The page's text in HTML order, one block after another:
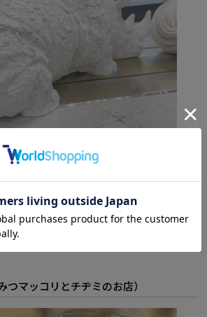
もあり、アートも楽しめます。
近くのお店で夕食を。
つマッコリとチヂミのお店）